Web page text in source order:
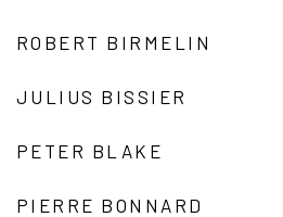
ROBERT BIRMELIN
JULIUS BISSIER
PETER BLAKE
PIERRE BONNARD